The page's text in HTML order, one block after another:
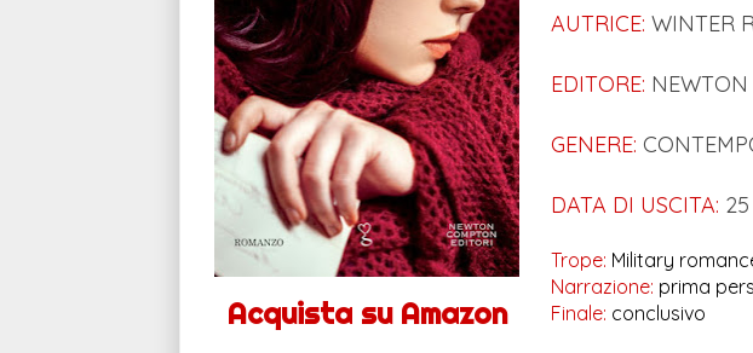
Acquista su Amazon
AUTRICE: WINTER
EDITORE:
GENERE:
DATA DI USCITA:
Trope: Military
Narrazione: prima
Finale: conclusivo